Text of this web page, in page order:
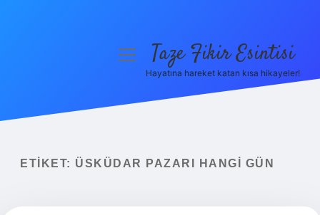
Yasal Uyarı
menüyüTaze Fikir Esintisi
Hayatına hareket katan kısa hikayeler!
ETIKET: ÜSKÜDAR PAZARI HANGI GÜN